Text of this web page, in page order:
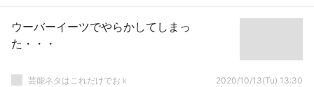
ウーバーイーツでやらかしてしまっ
た・・・
芸能ネタはこれだけでおｋ 2020/10/13(Tu) 13:30